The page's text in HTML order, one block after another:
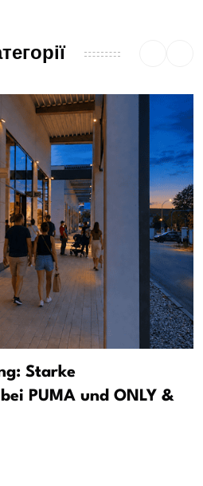
Starke
PUMA und ONLY &